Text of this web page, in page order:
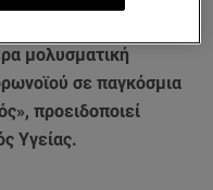
μολυσματική
σε παγκόσμια
προειδοποιεί
Υγείας.